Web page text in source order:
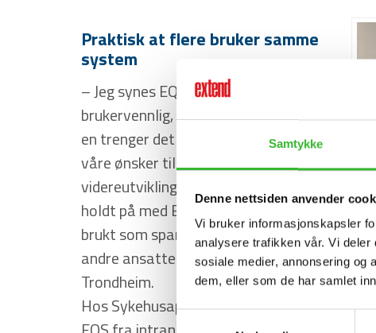
Samtykke
Denne nettsiden anvender
Vi bruker informasjonskapsler
analysere trafikken vår. Vi
sosiale medier, annonsering og
dem, eller som de har samlet
Samtykkevalg
Praktisk at flere bruker samme
system
– Jeg synes EQS er veldig
brukervennlig, det er lett å få hjelp når
en trenger det og Extend følger opp
våre ønsker til endringer og
videreutvikling, sier Pieper som har
holdt på med EQS lenge. Hun blir mye
brukt som sparringspartner for de
andre ansatte ved Sykehusapoteket i
Trondheim.
Hos Sykehusapoteket er inngangen til